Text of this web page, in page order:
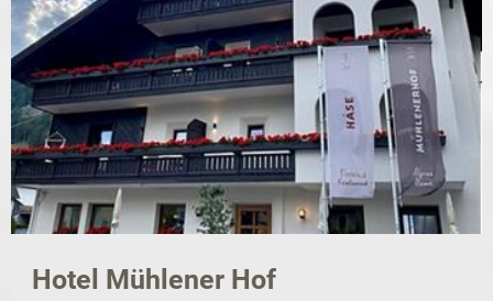
Hotel Mühlener Hof